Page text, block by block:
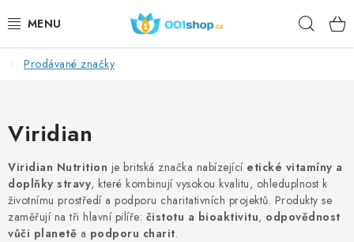
na
DOPLŇKY STRAVY
POTRAVINY
TÉMATA
Prodávané značky
Viridian
Viridian Nutrition je britská značka nabízející etické vitamíny a
doplňky stravy, které kombinují vysokou kvalitu, ohleduplnost k
životnímu prostředí a podporu charitativních projektů. Produkty se
zaměřují na tři hlavní pilíře: čistotu a bioaktivitu, odpovědnost
vůči planetě a podporu charit.